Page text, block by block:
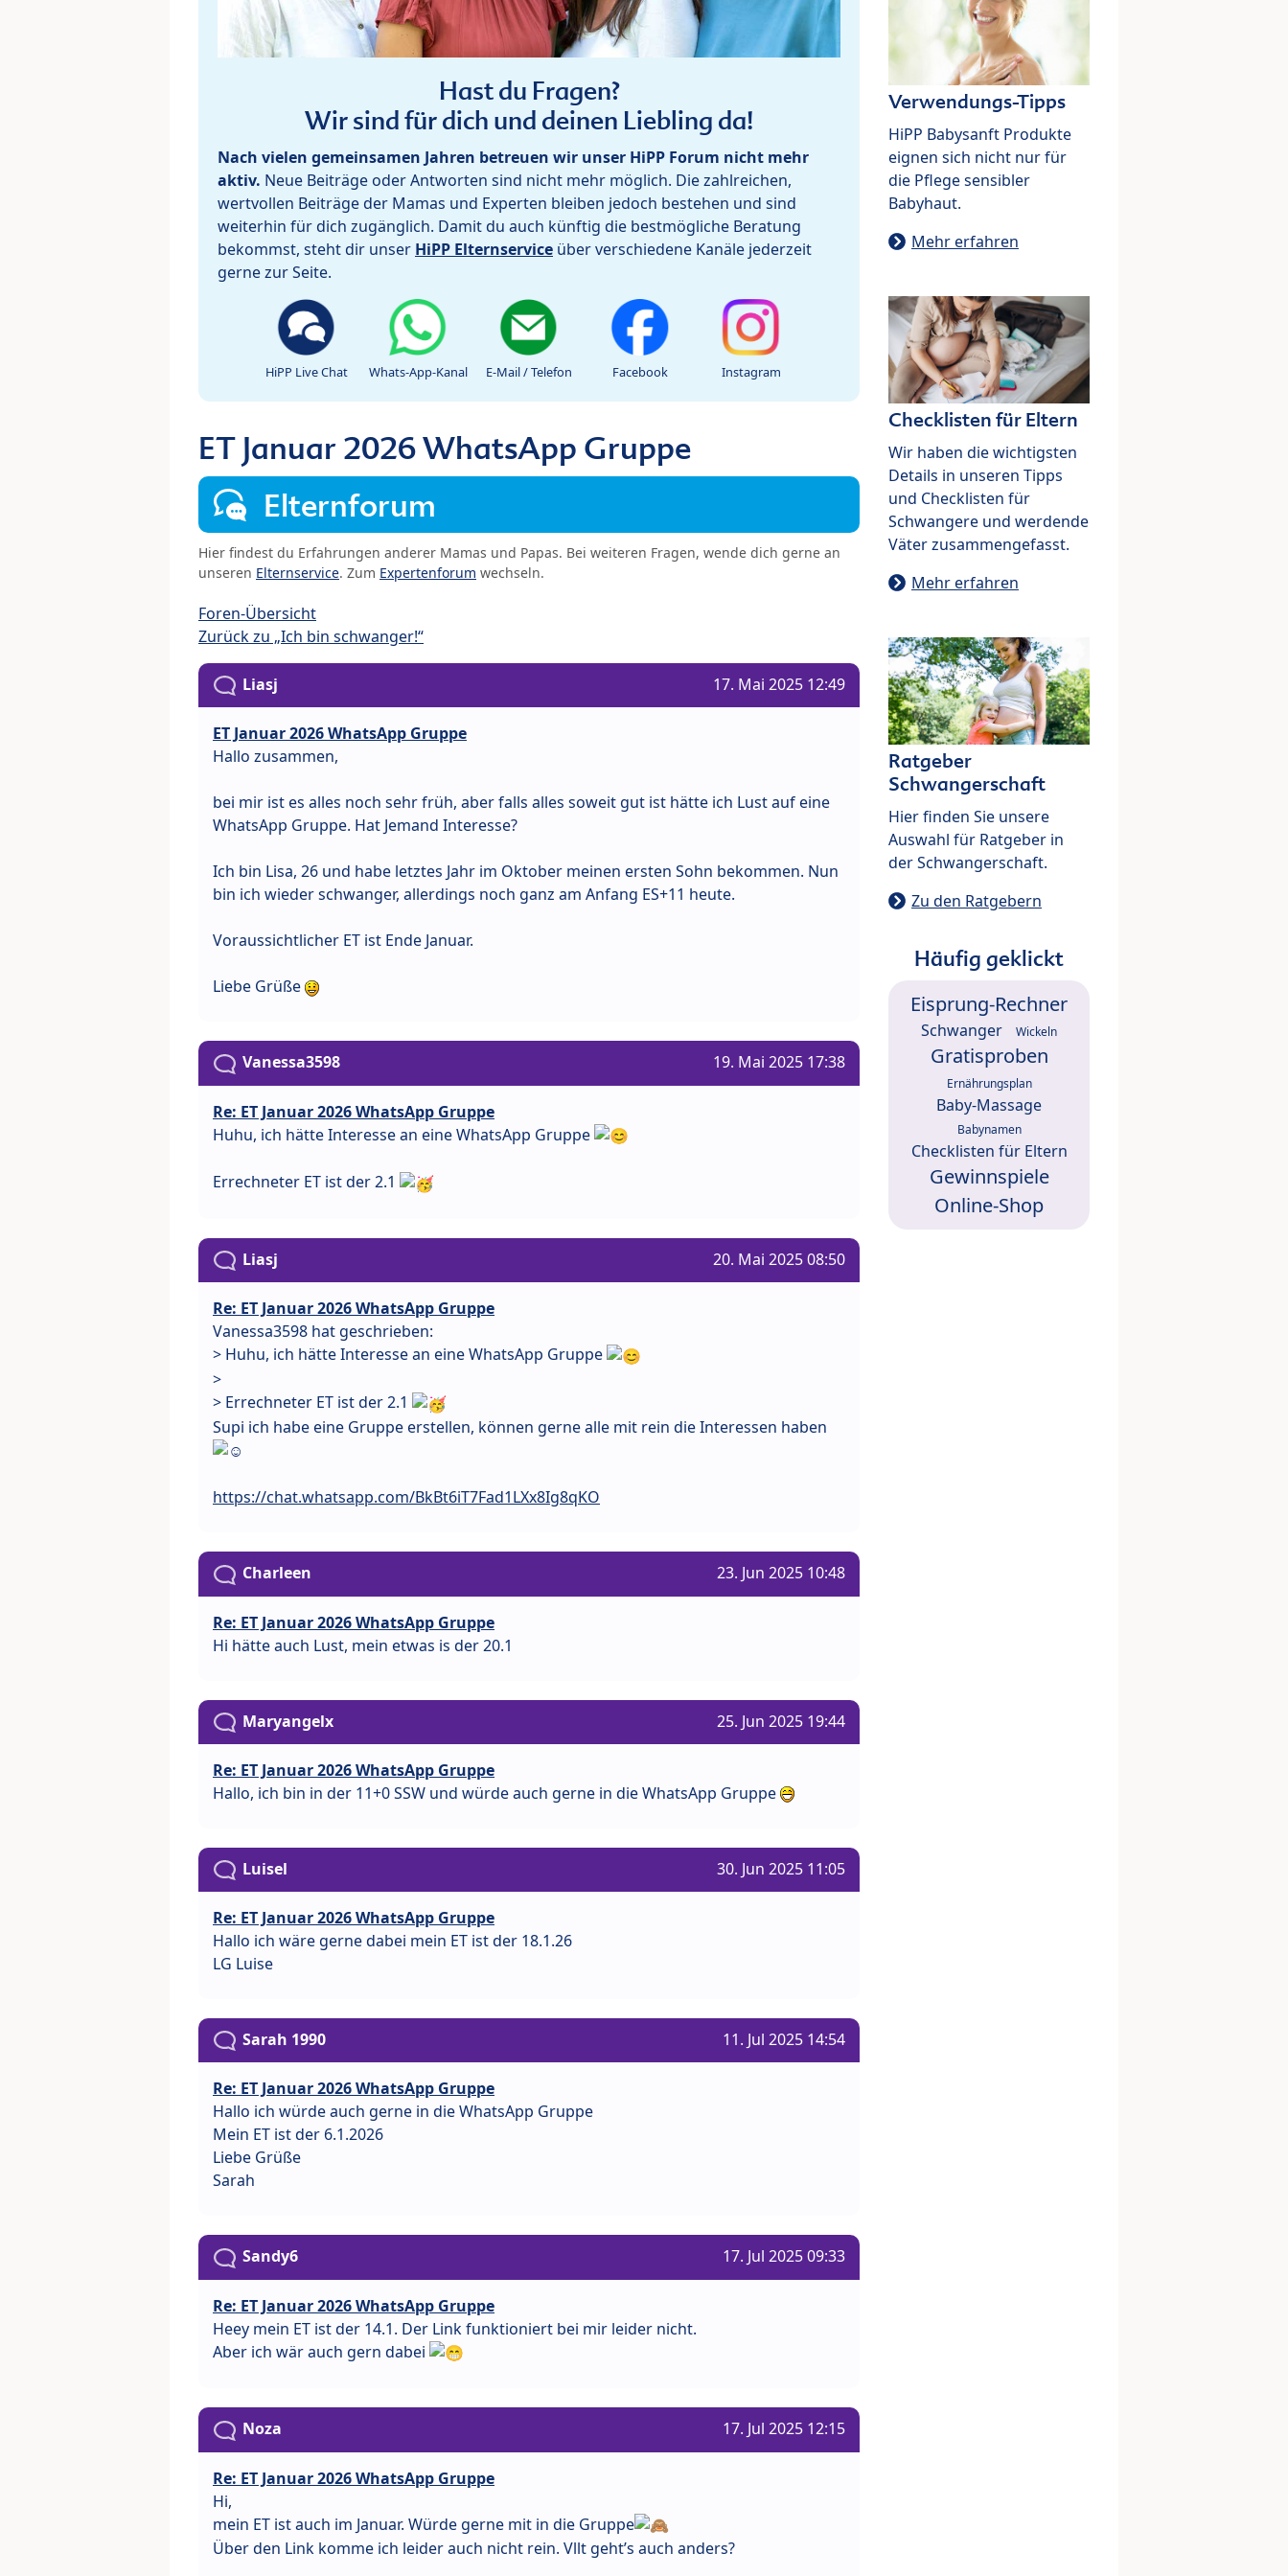
Hast du Fragen?
Wir sind für dich und deinen Liebling da!
Nach vielen gemeinsamen Jahren betreuen wir unser HiPP Forum nicht mehr
aktiv. Neue Beiträge oder Antworten sind nicht mehr möglich. Die zahlreichen,
wertvollen Beiträge der Mamas und Experten bleiben jedoch bestehen und sind
weiterhin für dich zugänglich. Damit du auch künftig die bestmögliche Beratung
bekommst, steht dir unser HiPP Elternservice über verschiedene Kanäle jederzeit
gerne zur Seite.
HiPP Live Chat Whats-App-Kanal E-Mail / Telefon Facebook Instagram
ET Januar 2026 WhatsApp Gruppe
Elternforum
Hier findest du Erfahrungen anderer Mamas und Papas. Bei weiteren Fragen, wende dich gerne an
unseren Elternservice. Zum Expertenforum wechseln.
Foren-Übersicht
Zurück zu „Ich bin schwanger!“
Liasj 17. Mai 2025 12:49
ET Januar 2026 WhatsApp Gruppe
Hallo zusammen,
bei mir ist es alles noch sehr früh, aber falls alles soweit gut ist hätte ich Lust auf eine
WhatsApp Gruppe. Hat Jemand Interesse?
Ich bin Lisa, 26 und habe letztes Jahr im Oktober meinen ersten Sohn bekommen. Nun
bin ich wieder schwanger, allerdings noch ganz am Anfang ES+11 heute.
Voraussichtlicher ET ist Ende Januar.
Liebe Grüße
Vanessa3598 19. Mai 2025 17:38
Re: ET Januar 2026 WhatsApp Gruppe
Huhu, ich hätte Interesse an eine WhatsApp Gruppe
Errechneter ET ist der 2.1
Liasj 20. Mai 2025 08:50
Re: ET Januar 2026 WhatsApp Gruppe
Vanessa3598 hat geschrieben:
> Huhu, ich hätte Interesse an eine WhatsApp Gruppe
>
> Errechneter ET ist der 2.1
Supi ich habe eine Gruppe erstellen, können gerne alle mit rein die Interessen haben
https://chat.whatsapp.com/BkBt6iT7Fad1LXx8Ig8qKO
Charleen 23. Jun 2025 10:48
Re: ET Januar 2026 WhatsApp Gruppe
Hi hätte auch Lust, mein etwas is der 20.1
Maryangelx 25. Jun 2025 19:44
Re: ET Januar 2026 WhatsApp Gruppe
Hallo, ich bin in der 11+0 SSW und würde auch gerne in die WhatsApp Gruppe
Luisel 30. Jun 2025 11:05
Re: ET Januar 2026 WhatsApp Gruppe
Hallo ich wäre gerne dabei mein ET ist der 18.1.26
LG Luise
Sarah 1990 11. Jul 2025 14:54
Re: ET Januar 2026 WhatsApp Gruppe
Hallo ich würde auch gerne in die WhatsApp Gruppe
Mein ET ist der 6.1.2026
Liebe Grüße
Sarah
Sandy6 17. Jul 2025 09:33
Re: ET Januar 2026 WhatsApp Gruppe
Heey mein ET ist der 14.1. Der Link funktioniert bei mir leider nicht.
Aber ich wär auch gern dabei
Noza 17. Jul 2025 12:15
Re: ET Januar 2026 WhatsApp Gruppe
Hi,
mein ET ist auch im Januar. Würde gerne mit in die Gruppe
Über den Link komme ich leider auch nicht rein. Vllt geht’s auch anders?
Verwendungs-Tipps
HiPP Babysanft Produkte
eignen sich nicht nur für
die Pflege sensibler
Babyhaut.
Mehr erfahren
Checklisten für Eltern
Wir haben die wichtigsten
Details in unseren Tipps
und Checklisten für
Schwangere und werdende
Väter zusammengefasst.
Mehr erfahren
Ratgeber
Schwangerschaft
Hier finden Sie unsere
Auswahl für Ratgeber in
der Schwangerschaft.
Zu den Ratgebern
Häufig geklickt
Eisprung-Rechner
Schwanger Wickeln
Gratisproben
Ernährungsplan
Baby-Massage
Babynamen
Checklisten für Eltern
Gewinnspiele
Online-Shop